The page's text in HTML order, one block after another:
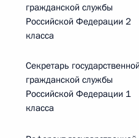
гражданской службы
Российской Федерации 2
класса
Секретарь государственной
гражданской службы
Российской Федерации 1
класса